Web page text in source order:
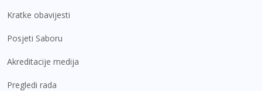
Kratke obavijesti
Posjeti Saboru
Akreditacije medija
Pregledi rada